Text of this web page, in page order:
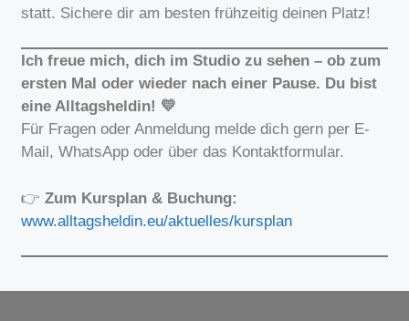
statt. Sichere dir am besten frühzeitig deinen Platz!
Ich freue mich, dich im Studio zu sehen – ob zum
ersten Mal oder wieder nach einer Pause. Du bist
eine Alltagsheldin! 💛
Für Fragen oder Anmeldung melde dich gern per E-
Mail, WhatsApp oder über das Kontaktformular.
👉Zum Kursplan & Buchung:
www.alltagsheldin.eu/aktuelles/kursplan